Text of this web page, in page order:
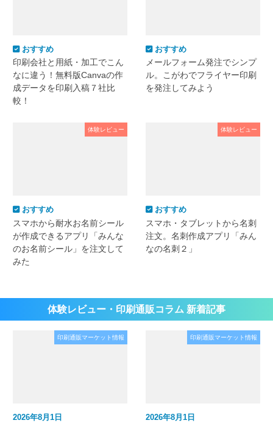
おすすめ
印刷会社と用紙・加工でこん
なに違う！無料版Canvaの作
成データを印刷入稿７社比
較！
おすすめ
メールフォーム発注でシンプ
ル。こがわでフライヤー印刷
を発注してみよう
体験レビュー
おすすめ
スマホから耐水お名前シール
が作成できるアプリ「みんな
のお名前シール」を注文して
みた
体験レビュー
おすすめ
スマホ・タブレットから名刺
注文。名刺作成アプリ「みん
なの名刺２」
体験レビュー・印刷通販コラム 新着記事
印刷通販マーケット情報
2026年8月1日
印刷通販マーケット情報
2026年8月1日